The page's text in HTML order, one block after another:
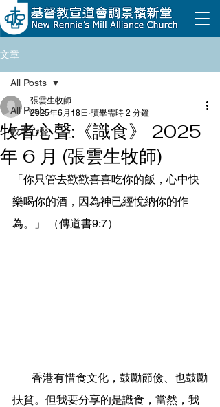
文章
All Posts
牧者心聲
All Posts
牧者心聲:《識食》 2025
年 6 月 (張雲生牧師)
張雲生牧師
2025年6月18日 讀畢需時 2 分鐘
「你只管去歡歡喜喜吃你的飯，心中快
樂喝你的酒，因為神已經悅納你的作
為。」 （傳道書9:7）
香港有惜食文化，鼓勵節儉、也鼓勵
扶貧。但我要分享的是識食，當然，我